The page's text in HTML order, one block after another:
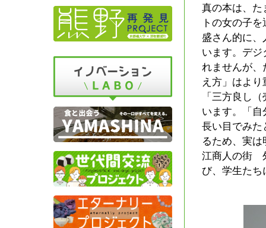
真の本は、た
トの女の子
盛さん的に、
います。デ
れませんが、
え方」はよ
「三方良し
います。「
長い目でみた
るため、実
江商人の街
び、学生たち